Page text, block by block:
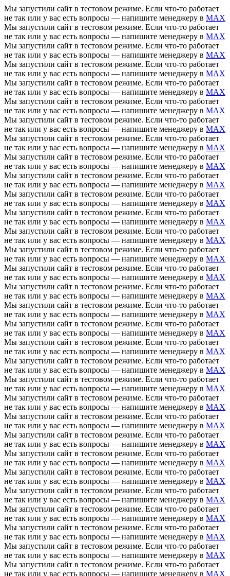
Мы запустили сайт в тестовом режиме. Если что-то работает
не так или у вас есть вопросы — напишите менеджеру в MAX
Мы запустили сайт в тестовом режиме. Если что-то работает
не так или у вас есть вопросы — напишите менеджеру в MAX
Мы запустили сайт в тестовом режиме. Если что-то работает
не так или у вас есть вопросы — напишите менеджеру в MAX
Мы запустили сайт в тестовом режиме. Если что-то работает
не так или у вас есть вопросы — напишите менеджеру в MAX
Мы запустили сайт в тестовом режиме. Если что-то работает
не так или у вас есть вопросы — напишите менеджеру в MAX
Мы запустили сайт в тестовом режиме. Если что-то работает
не так или у вас есть вопросы — напишите менеджеру в MAX
Мы запустили сайт в тестовом режиме. Если что-то работает
не так или у вас есть вопросы — напишите менеджеру в MAX
Мы запустили сайт в тестовом режиме. Если что-то работает
не так или у вас есть вопросы — напишите менеджеру в MAX
Мы запустили сайт в тестовом режиме. Если что-то работает
не так или у вас есть вопросы — напишите менеджеру в MAX
Мы запустили сайт в тестовом режиме. Если что-то работает
не так или у вас есть вопросы — напишите менеджеру в MAX
Мы запустили сайт в тестовом режиме. Если что-то работает
не так или у вас есть вопросы — напишите менеджеру в MAX
Мы запустили сайт в тестовом режиме. Если что-то работает
не так или у вас есть вопросы — напишите менеджеру в MAX
Мы запустили сайт в тестовом режиме. Если что-то работает
не так или у вас есть вопросы — напишите менеджеру в MAX
Мы запустили сайт в тестовом режиме. Если что-то работает
не так или у вас есть вопросы — напишите менеджеру в MAX
Мы запустили сайт в тестовом режиме. Если что-то работает
не так или у вас есть вопросы — напишите менеджеру в MAX
Мы запустили сайт в тестовом режиме. Если что-то работает
не так или у вас есть вопросы — напишите менеджеру в MAX
Мы запустили сайт в тестовом режиме. Если что-то работает
не так или у вас есть вопросы — напишите менеджеру в MAX
Мы запустили сайт в тестовом режиме. Если что-то работает
не так или у вас есть вопросы — напишите менеджеру в MAX
Мы запустили сайт в тестовом режиме. Если что-то работает
не так или у вас есть вопросы — напишите менеджеру в MAX
Мы запустили сайт в тестовом режиме. Если что-то работает
не так или у вас есть вопросы — напишите менеджеру в MAX
Мы запустили сайт в тестовом режиме. Если что-то работает
не так или у вас есть вопросы — напишите менеджеру в MAX
Мы запустили сайт в тестовом режиме. Если что-то работает
не так или у вас есть вопросы — напишите менеджеру в MAX
Мы запустили сайт в тестовом режиме. Если что-то работает
не так или у вас есть вопросы — напишите менеджеру в MAX
Мы запустили сайт в тестовом режиме. Если что-то работает
не так или у вас есть вопросы — напишите менеджеру в MAX
Мы запустили сайт в тестовом режиме. Если что-то работает
не так или у вас есть вопросы — напишите менеджеру в MAX
Мы запустили сайт в тестовом режиме. Если что-то работает
не так или у вас есть вопросы — напишите менеджеру в MAX
Мы запустили сайт в тестовом режиме. Если что-то работает
не так или у вас есть вопросы — напишите менеджеру в MAX
Мы запустили сайт в тестовом режиме. Если что-то работает
не так или у вас есть вопросы — напишите менеджеру в MAX
Мы запустили сайт в тестовом режиме. Если что-то работает
не так или у вас есть вопросы — напишите менеджеру в MAX
Мы запустили сайт в тестовом режиме. Если что-то работает
не так или у вас есть вопросы — напишите менеджеру в MAX
Мы запустили сайт в тестовом режиме. Если что-то работает
не так или у вас есть вопросы — напишите менеджеру в MAX